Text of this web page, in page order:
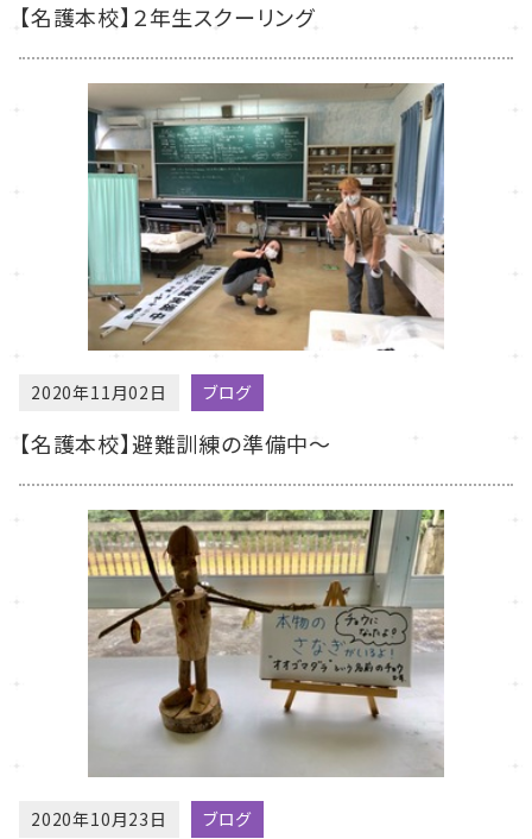
【名護本校】２年生スクーリング
2020年11月02日 ブログ
【名護本校】避難訓練の準備中～
2020年10月23日 ブログ